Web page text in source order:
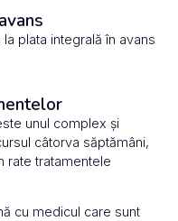
plata integrală în avans
unul complex și
câtorva săptămâni,
rate tratamentele
cu medicul care sunt